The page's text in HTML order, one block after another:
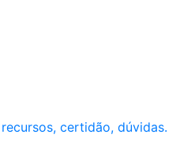
certidão, dúvidas.